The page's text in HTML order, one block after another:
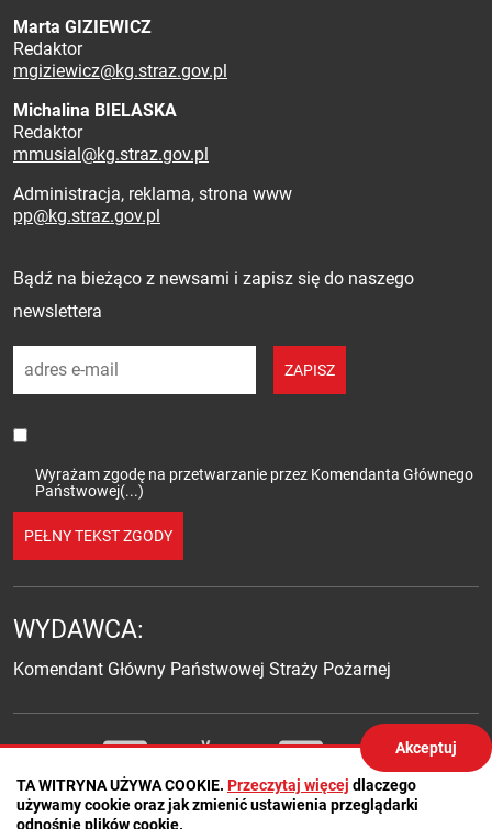
TA WITRYNA UŻYWA COOKIE. Przeczytaj więcej dlaczego
używamy cookie oraz jak zmienić ustawienia przeglądarki
odnośnie plików cookie.
Akceptuj
Zapisz się do newslettera
Bądź na bieżąco z newsami i zapisz się do naszego
newslettera
adres e-mail ZAPISZ
Wyrażam zgodę na przetwarzanie przez Komendanta Głównego
Państwowej(...)
PEŁNY TEKST ZGODY
WYDAWCA:
Komendant Główny Państwowej Straży Pożarnej
Social media Facebook Twitter
Marta GIZIEWICZ
Redaktor
mgiziewicz@kg.straz.gov.pl
Michalina BIELASKA
Redaktor
mmusial@kg.straz.gov.pl
Administracja, reklama, strona www
pp@kg.straz.gov.pl